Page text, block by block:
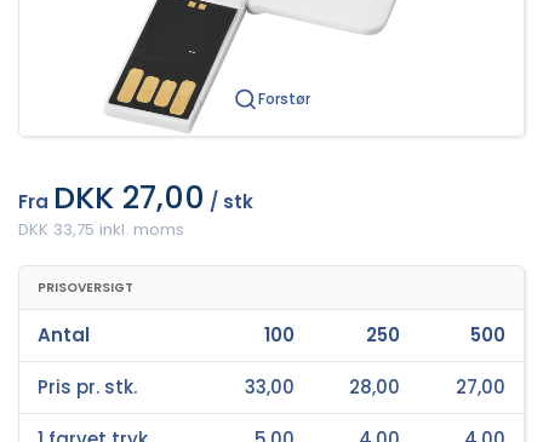
Forstør
Fra DKK 27,00 / stk
DKK 33,75 inkl. moms
PRISOVERSIGT
Antal 100 250 500
Pris pr. stk. 33,00 28,00 27,00